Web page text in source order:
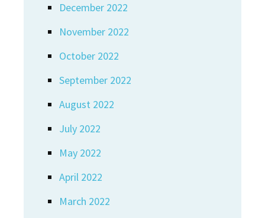
December 2022
November 2022
October 2022
September 2022
August 2022
July 2022
May 2022
April 2022
March 2022